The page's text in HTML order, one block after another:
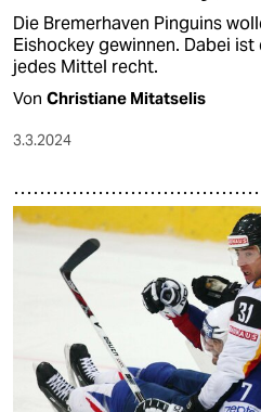
Die Bremerhaven Pinguins
Eishockey gewinnen. Dabei
jedes Mittel recht.
Von Christiane Mitatselis
3.3.2024